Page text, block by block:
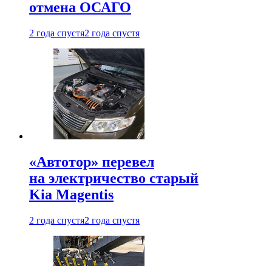
отмена ОСАГО
2 года спустя2 года спустя
«Автотор» перевел
на электричество старый
Kia Magentis
2 года спустя2 года спустя